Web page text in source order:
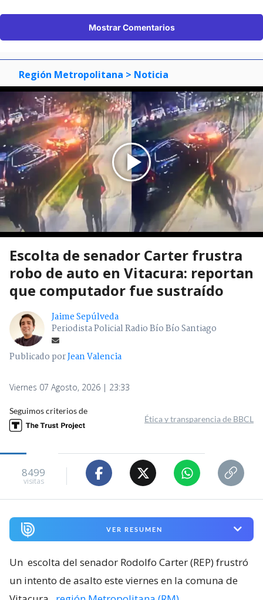
Mostrar Comentarios
Región Metropolitana > Noticia
Escolta de senador Carter frustra
robo de auto en Vitacura: reportan
que computador fue sustraído
Jaime Sepúlveda
Periodista Policial Radio Bío Bío Santiago
Publicado porJean Valencia
Viernes 07 Agosto, 2026 | 23:33
Seguimos criterios de
Ética y transparencia de BBCL
8499
visitas
VER RESUMEN
Un escolta del senador Rodolfo Carter (REP) frustró
un intento de asalto este viernes en la comuna de